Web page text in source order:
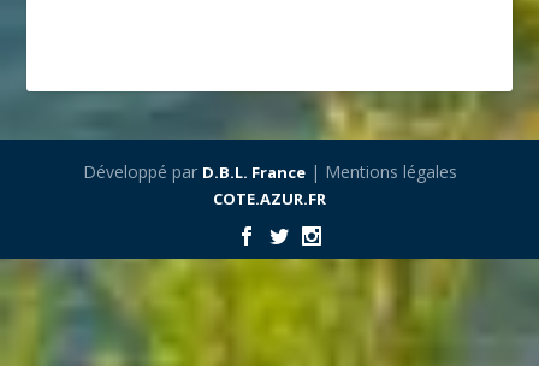
Développé par D.B.L. France| Mentions légales
COTE.AZUR.FR